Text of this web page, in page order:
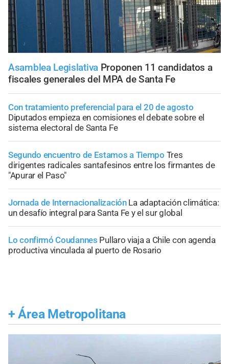
Asamblea Legislativa Proponen 11 candidatos a
fiscales generales del MPA de Santa Fe
Con tratamiento preferencial para el 20 de agosto
Diputados empieza en comisiones el debate sobre el
sistema electoral de Santa Fe
Segundo encuentro de Estamos a Tiempo Tres
dirigentes radicales santafesinos entre los firmantes de
"Apurar el Paso"
Jornada de Internacionalización La adaptación climática:
un desafío integral para Santa Fe y el sur global
Lo confirmó Coudannes Pullaro viaja a Chile con agenda
productiva vinculada al puerto de Rosario
+ Área Metropolitana